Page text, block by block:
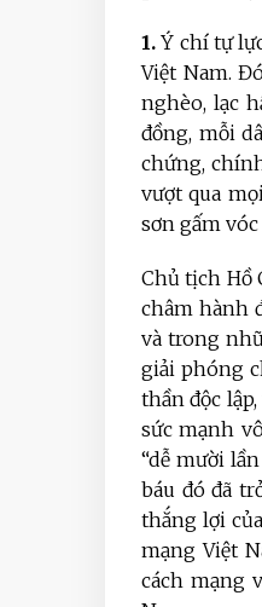
1. Ý chí tự
Việt Nam.
nghèo, lạc
đồng, mỗi
chứng,
vượt qua
sơn gấm
Chủ tịch Hồ
châm hành
và trong
giải phóng
thần độc
sức mạnh
“dễ mười
báu đó đã
thắng lợi
mạng Việt
cách mạng